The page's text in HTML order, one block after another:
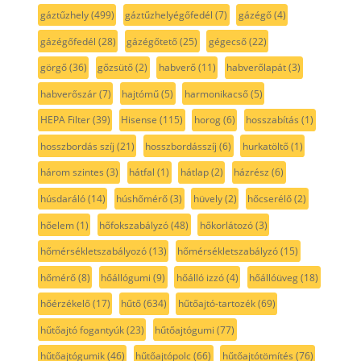
gáztűzhely(499) gáztűzhelyégőfedél (7) gázégő(4)
gázégőfedél (28) gázégőtető(25) gégecső(22)
görgő(36) gőzsütő(2) habverő(11) habverőlapát(3)
habverőszár(7) hajtómű(5) harmonikacső(5)
HEPA Filter(39) Hisense (115) horog(6) hosszabítás (1)
hosszbordás szíj (21) hosszbordásszíj (6) hurkatöltő(1)
három szintes (3) hátfal (1) hátlap(2) házrész (6)
húsdaráló(14) húshőmérő(3) hüvely(2) hőcserélő(2)
hőelem(1) hőfokszabályzó(48) hőkorlátozó(3)
hőmérsékletszabályozó(13) hőmérsékletszabályzó(15)
hőmérő(8) hőállógumi (9) hőálló izzó(4) hőállóüveg(18)
hőérzékelő(17) hűtő(634) hűtőajtó-tartozék(69)
hűtőajtó fogantyúk(23) hűtőajtógumi (77)
hűtőajtógumik(46) hűtőajtópolc(66) hűtőajtótömítés (76)